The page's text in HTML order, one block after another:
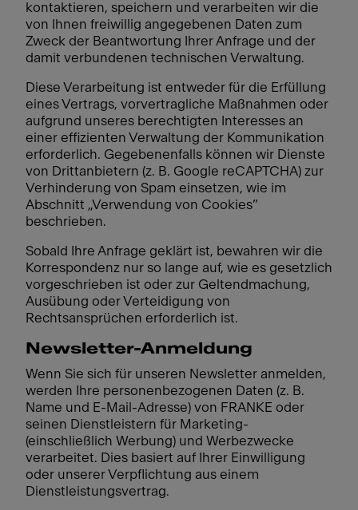
kontaktieren, speichern und verarbeiten wir die
von Ihnen freiwillig angegebenen Daten zum
Zweck der Beantwortung Ihrer Anfrage und der
damit verbundenen technischen Verwaltung.
Diese Verarbeitung ist entweder für die Erfüllung
eines Vertrags, vorvertragliche Maßnahmen oder
aufgrund unseres berechtigten Interesses an
einer effizienten Verwaltung der Kommunikation
erforderlich. Gegebenenfalls können wir Dienste
von Drittanbietern (z. B. Google reCAPTCHA) zur
Verhinderung von Spam einsetzen, wie im
Abschnitt „Verwendung von Cookies”
beschrieben.
Sobald Ihre Anfrage geklärt ist, bewahren wir die
Korrespondenz nur so lange auf, wie es gesetzlich
vorgeschrieben ist oder zur Geltendmachung,
Ausübung oder Verteidigung von
Rechtsansprüchen erforderlich ist.
Newsletter-Anmeldung
Wenn Sie sich für unseren Newsletter anmelden,
werden Ihre personenbezogenen Daten (z. B.
Name und E-Mail-Adresse) von FRANKE oder
seinen Dienstleistern für Marketing-
(einschließlich Werbung) und Werbezwecke
verarbeitet. Dies basiert auf Ihrer Einwilligung
oder unserer Verpflichtung aus einem
Dienstleistungsvertrag.